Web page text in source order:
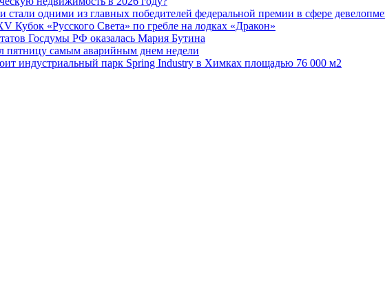
одними из главных победителей федеральной премии в сфере
Кубок «Русского Света» по гребле на лодках «Дракон»
Госдумы РФ оказалась Мария Бутина
пятницу самым аварийным днем недели
индустриальный парк Spring Industry в Химках площадью 76 000 м2